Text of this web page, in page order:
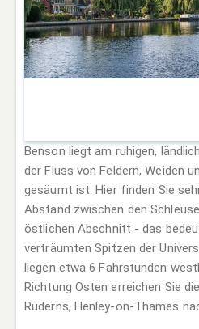
Benson liegt am ruhigen,
der Fluss von Feldern, Weiden
gesäumt ist. Hier finden Sie
Abstand zwischen den
östlichen Abschnitt - das
verträumten Spitzen der
liegen etwa 6 Fahrstunden
Richtung Osten erreichen Sie
Ruderns, Henley-on-Thames